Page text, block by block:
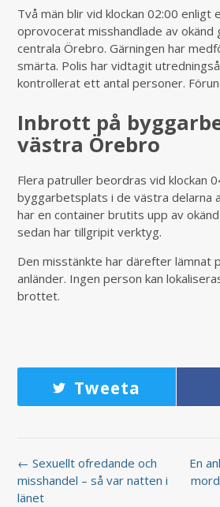
Två män blir vid klockan 02:00 enligt
oprovocerat misshandlade av okänd
centrala Örebro. Gärningen har
smärta. Polis har vidtagit
kontrollerat ett antal personer.
Inbrott på
västra Örebro
Flera patruller beordras vid klockan
byggarbetsplats i de västra delarna
har en container brutits upp av
sedan har tillgripit verktyg.
Den misstänkte har därefter lämnat
anländer. Ingen person kan
brottet.
Tweeta
← Sexuellt ofredande och
misshandel – så var natten i
länet
En